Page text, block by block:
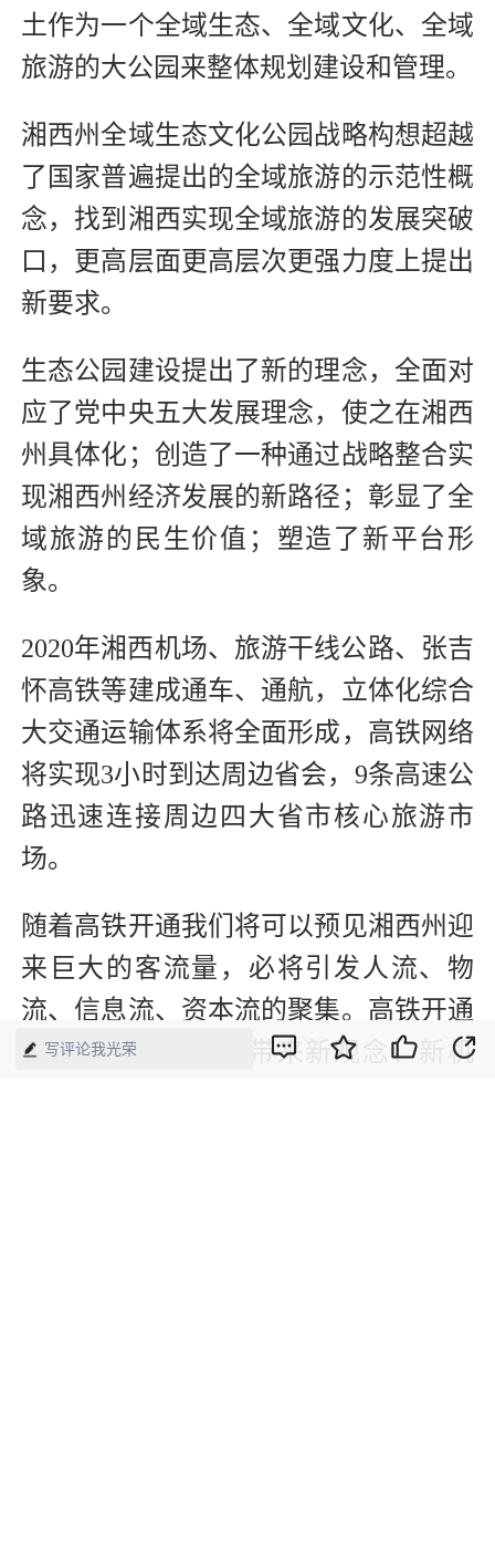
土作为一个全域生态、全域文化、全域
旅游的大公园来整体规划建设和管理。
湘西州全域生态文化公园战略构想超越
了国家普遍提出的全域旅游的示范性概
念，找到湘西实现全域旅游的发展突破
口，更高层面更高层次更强力度上提出
新要求。
生态公园建设提出了新的理念，全面对
应了党中央五大发展理念，使之在湘西
州具体化；创造了一种通过战略整合实
现湘西州经济发展的新路径；彰显了全
域旅游的民生价值；塑造了新平台形
象。
2020年湘西机场、旅游干线公路、张吉
怀高铁等建成通车、通航，立体化综合
大交通运输体系将全面形成，高铁网络
将实现3小时到达周边省会，9条高速公
路迅速连接周边四大省市核心旅游市
场。
随着高铁开通我们将可以预见湘西州迎
来巨大的客流量，必将引发人流、物
流、信息流、资本流的聚集。高铁开通
将为旅游产业发展带来新观念、新机
写评论我光荣